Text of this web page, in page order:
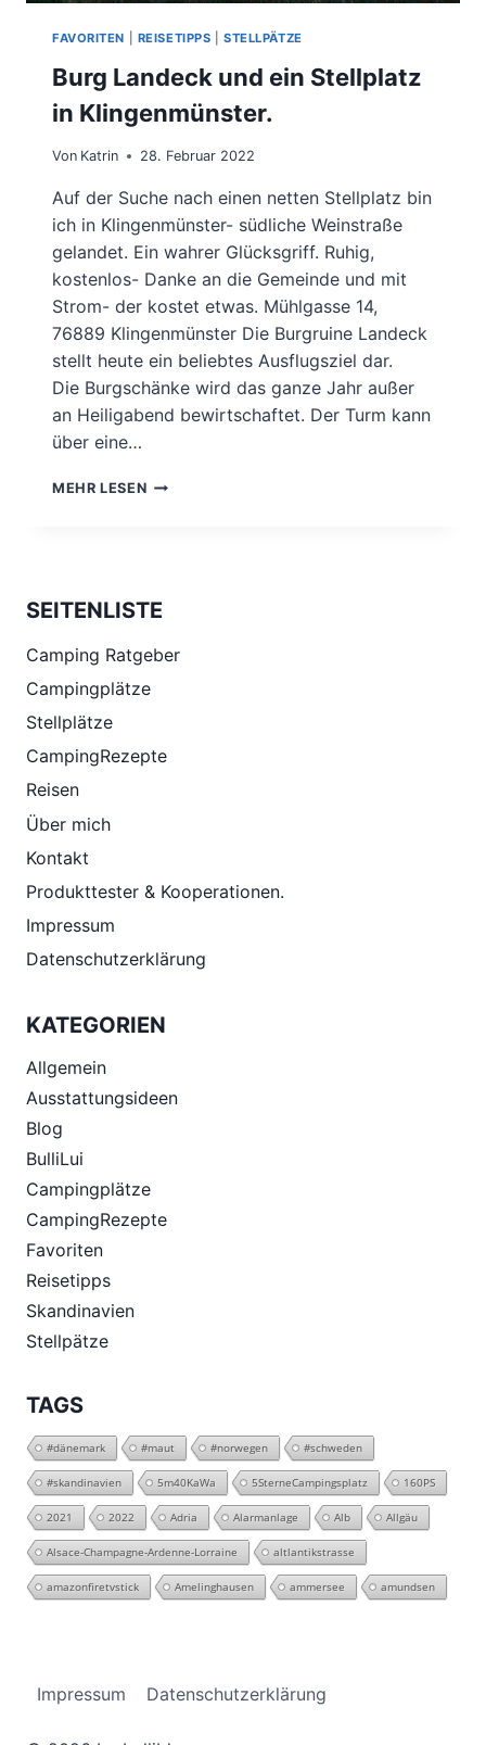
FAVORITEN REISETIPPS |STELLPÄTZE
Burg Landeck und ein Stellplatz
in Klingenmünster.
Von Katrin 28. Februar 2022
Auf der Suche nach einen netten Stellplatz bin
ich in Klingenmünster- südliche Weinstraße
gelandet. Ein wahrer Glücksgriff. Ruhig,
kostenlos- Danke an die Gemeinde und mit
Strom- der kostet etwas. Mühlgasse 14,
76889 Klingenmünster Die Burgruine Landeck
stellt heute ein beliebtes Ausflugsziel dar.
Die Burgschänke wird das ganze Jahr außer
an Heiligabend bewirtschaftet. Der Turm kann
über eine…
MEHR LESENBURG
KLINGENMÜNSTER.
SEITENLISTE
Camping Ratgeber
Campingplätze
Stellplätze
CampingRezepte
Reisen
Über mich
Kontakt
Produkttester & Kooperationen.
Impressum
Datenschutzerklärung
KATEGORIEN
Allgemein
Ausstattungsideen
Blog
BulliLui
Campingplätze
CampingRezepte
Favoriten
Reisetipps
Skandinavien
Stellpätze
TAGS
#dänemark #maut #norwegen #schweden
#skandinavien 5m40KaWa 5SterneCampingsplatz 160PS
2021 2022 Adria Alarmanlage Alb Allgäu
Alsace-Champagne-Ardenne-Lorraine altlantikstrasse
amazonfiretvstick Amelinghausen ammersee amundsen
Impressum Datenschutzerklärung